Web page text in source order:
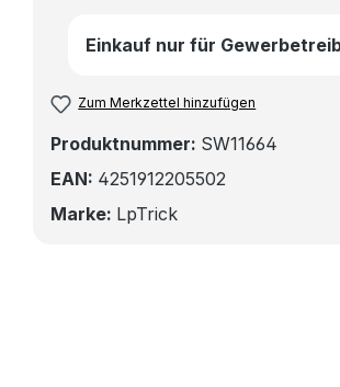
Einkauf nur für
Zum Merkzettel hinzufügen
Produktnummer: SW11664
EAN: 4251912205502
Marke: LpTrick